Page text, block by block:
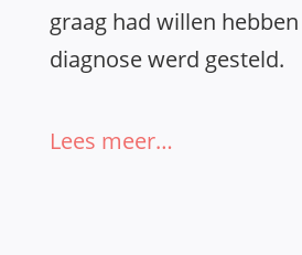
graag had willen
diagnose werd gesteld.
Lees meer…